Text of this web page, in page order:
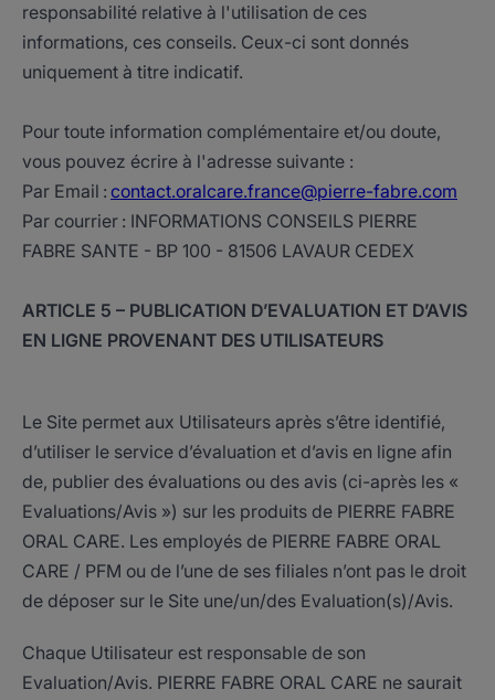
responsabilité relative à l'utilisation de ces
informations, ces conseils. Ceux-ci sont donnés
uniquement à titre indicatif.
Pour toute information complémentaire et/ou doute,
vous pouvez écrire à l'adresse suivante :
Par Email : contact.oralcare.france@pierre-fabre.com
Par courrier : INFORMATIONS CONSEILS PIERRE
FABRE SANTE - BP 100 - 81506 LAVAUR CEDEX
ARTICLE 5 – PUBLICATION D’EVALUATION ET D’AVIS
EN LIGNE PROVENANT DES UTILISATEURS
Le Site permet aux Utilisateurs après s’être identifié,
d’utiliser le service d’évaluation et d’avis en ligne afin
de, publier des évaluations ou des avis (ci-après les «
Evaluations/Avis ») sur les produits de PIERRE FABRE
ORAL CARE. Les employés de PIERRE FABRE ORAL
CARE / PFM ou de l’une de ses filiales n’ont pas le droit
de déposer sur le Site une/un/des Evaluation(s)/Avis.
Chaque Utilisateur est responsable de son
Evaluation/Avis. PIERRE FABRE ORAL CARE ne saurait